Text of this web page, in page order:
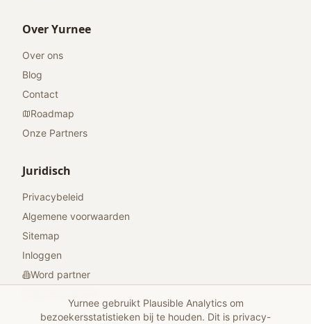
Over Yurnee
Over ons
Blog
Contact
Roadmap
Onze Partners
Juridisch
Privacybeleid
Algemene voorwaarden
Sitemap
Inloggen
Word partner
Yurnee gebruikt Plausible Analytics om
bezoekersstatistieken bij te houden. Dit is privacy-